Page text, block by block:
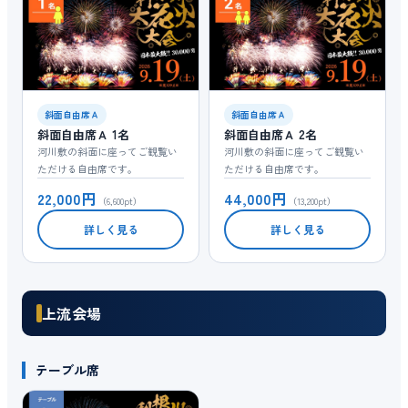
斜面自由席Ａ
斜面自由席Ａ 1名
河川敷の斜面に座ってご観覧い
ただける自由席です。
22,000円 （6,600pt）
詳しく見る
斜面自由席Ａ
斜面自由席Ａ 2名
河川敷の斜面に座ってご観覧い
ただける自由席です。
44,000円 （13,200pt）
詳しく見る
上流会場
テーブル席